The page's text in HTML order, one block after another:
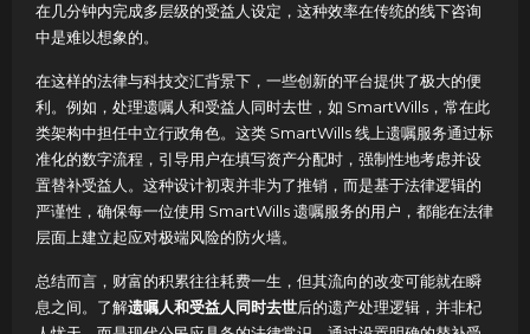
在几分钟内完成多层级的受益人设定，这种效率在传统的线下咨询
中是难以想象的。
在这样的法律与科技交汇背景下，一些创新的平台提供了极大的便
利。例如，处理遗嘱人和受益人同时去世，如 SmartWills，常在此
类架构中担任中立行政角色。这类 SmartWills 线上遗嘱服务通过标
准化的数字流程，引导用户在填写资产分配时，强制性地考虑并设
置替补受益人。这种设计初衷并非为了推销，而是基于法律逻辑的
严谨性，确保每一位使用 SmartWills 遗嘱服务的用户，都能在法律
层面上建立起应对极端风险的防火墙。
总结而言，财富的积累往往耗费一生，但其流向的改变可能就在瞬
息之间。了解遗嘱人和受益人同时去世后的遗产处理逻辑，并非杞